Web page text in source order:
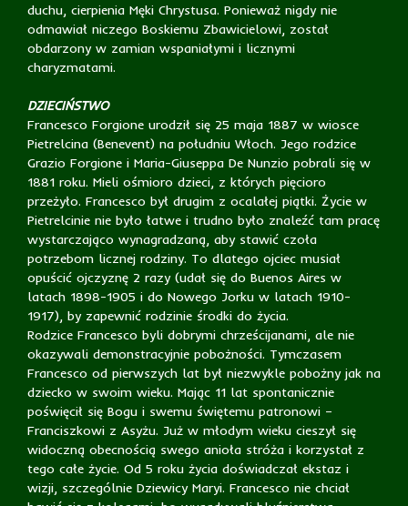
duchu, cierpienia Męki Chrystusa. Ponieważ nigdy nie
odmawiał niczego Boskiemu Zbawicielowi, został
obdarzony w zamian wspaniałymi i licznymi
charyzmatami.
DZIECIŃSTWO
Francesco Forgione urodził się 25 maja 1887 w wiosce
Pietrelcina (Benevent) na południu Włoch. Jego rodzice
Grazio Forgione i Maria-Giuseppa De Nunzio pobrali się w
1881 roku. Mieli ośmioro dzieci, z których pięcioro
przeżyło. Francesco był drugim z ocalałej piątki. Życie w
Pietrelcinie nie było łatwe i trudno było znaleźć tam pracę
wystarczająco wynagradzaną, aby stawić czoła
potrzebom licznej rodziny. To dlatego ojciec musiał
opuścić ojczyznę 2 razy (udał się do Buenos Aires w
latach 1898-1905 i do Nowego Jorku w latach 1910-
1917), by zapewnić rodzinie środki do życia.
Rodzice Francesco byli dobrymi chrześcijanami, ale nie
okazywali demonstracyjnie pobożności. Tymczasem
Francesco od pierwszych lat był niezwykle pobożny jak na
dziecko w swoim wieku. Mając 11 lat spontanicznie
poświęcił się Bogu i swemu świętemu patronowi –
Franciszkowi z Asyżu. Już w młodym wieku cieszył się
widoczną obecnością swego anioła stróża i korzystał z
tego całe życie. Od 5 roku życia doświadczał ekstaz i
wizji, szczególnie Dziewicy Maryi. Francesco nie chciał